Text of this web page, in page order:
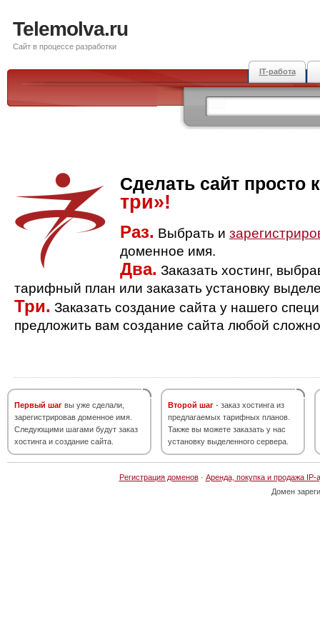
Telemolva.ru
Сайт в процессе разработки
IT-работа
Сделать сайт просто
три»!
Раз. Выбрать и
доменное имя.
Два. Заказать хостинг,
тарифный план или заказать установку
Три. Заказать создание сайта у нашего
предложить вам создание сайта любой
Первый шаг вы уже сделали,
зарегистрировав доменное имя.
Следующими шагами будут заказ
хостинга и создание сайта.
Второй шаг - заказ хостинга из
предлагаемых тарифных планов.
Также вы можете заказать у нас
установку выделенного сервера.
Регистрация доменов· Аренда, покупка и продажа IP-
Домен